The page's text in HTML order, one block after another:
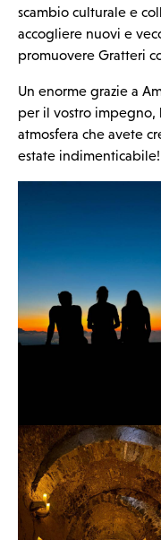
scambio culturale e
accogliere nuovi e
promuovere Gratteri
Un enorme grazie a
per il vostro impegno,
atmosfera che avete
estate indimenticabile!